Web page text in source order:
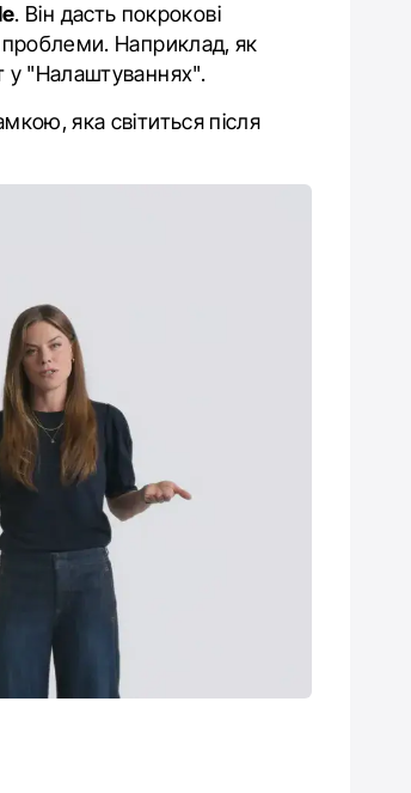
. Він дасть покрокові
проблеми. Наприклад, як
у "Налаштуваннях".
яка світиться після